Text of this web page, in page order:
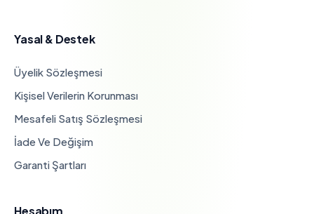
Yasal & Destek
Üyelik Sözleşmesi
Kişisel Verilerin Korunması
Mesafeli Satış Sözleşmesi
İade Ve Değişim
Garanti Şartları
Hesabım